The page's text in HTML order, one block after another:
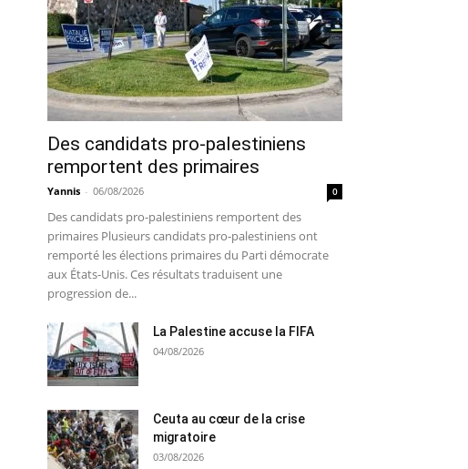
Des candidats pro-palestiniens
remportent des primaires
Yannis - 06/08/2026 0
Des candidats pro-palestiniens remportent des
primaires Plusieurs candidats pro-palestiniens ont
remporté les élections primaires du Parti démocrate
aux États-Unis. Ces résultats traduisent une
progression de...
La Palestine accuse la FIFA
04/08/2026
Ceuta au cœur de la crise
migratoire
03/08/2026